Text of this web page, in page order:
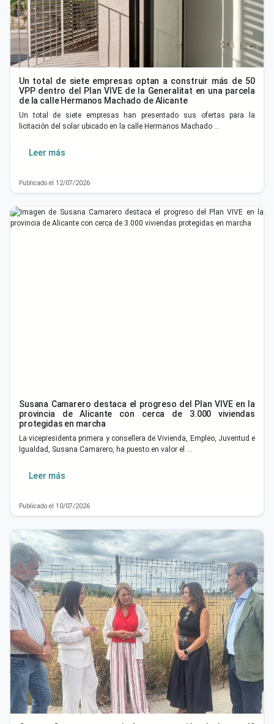
Un total de siete empresas optan a construir más de 50
VPP dentro del Plan VIVE de la Generalitat en una parcela
de la calle Hermanos Machado de Alicante
Un total de siete empresas han presentado sus ofertas para la
licitación del solar ubicado en la calle Hermanos Machado …
Leer más
Publicado el 12/07/2026
Susana Camarero destaca el progreso del Plan VIVE en la
provincia de Alicante con cerca de 3.000 viviendas
protegidas en marcha
La vicepresidenta primera y consellera de Vivienda, Empleo, Juventud e
Igualdad, Susana Camarero, ha puesto en valor el …
Leer más
Publicado el 10/07/2026